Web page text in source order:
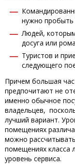
нужно пробыть
Людей,
досуга или
Туристов и
следующего
Причем большая
предпочитают не
именно обычное
владельцев,
лучший вариант.
помещениях
можно
помещениях класса
уровень сервиса.